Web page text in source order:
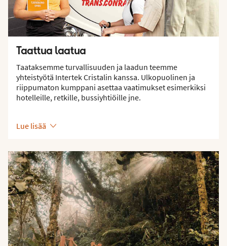
Taattua laatua
Taataksemme turvallisuuden ja laadun teemme
yhteistyötä Intertek Cristalin kanssa. Ulkopuolinen ja
riippumaton kumppani asettaa vaatimukset esimerkiksi
hotelleille, retkille, bussiyhtiöille jne.
Lue lisää